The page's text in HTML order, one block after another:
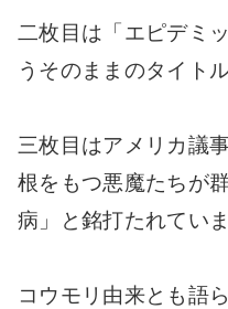
二枚目は「エピデミ
うそのままのタイト
三枚目はアメリカ議
根をもつ悪魔たちが
病」と銘打たれていま
コウモリ由来とも語